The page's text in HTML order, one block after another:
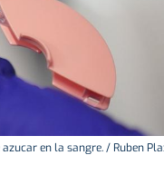
en la sangre. / Ruben